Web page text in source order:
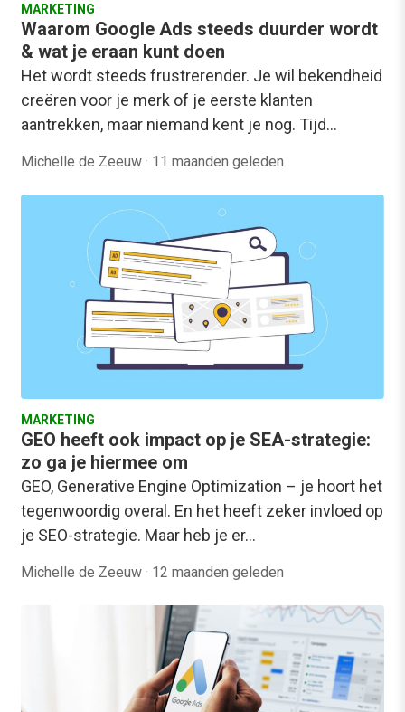
MARKETING
Waarom Google Ads steeds duurder wordt
& wat je eraan kunt doen
Het wordt steeds frustrerender. Je wil bekendheid
creëren voor je merk of je eerste klanten
aantrekken, maar niemand kent je nog. Tijd…
Michelle de Zeeuw · 11 maanden geleden
MARKETING
GEO heeft ook impact op je SEA-strategie:
zo ga je hiermee om
GEO, Generative Engine Optimization – je hoort het
tegenwoordig overal. En het heeft zeker invloed op
je SEO-strategie. Maar heb je er…
Michelle de Zeeuw · 12 maanden geleden